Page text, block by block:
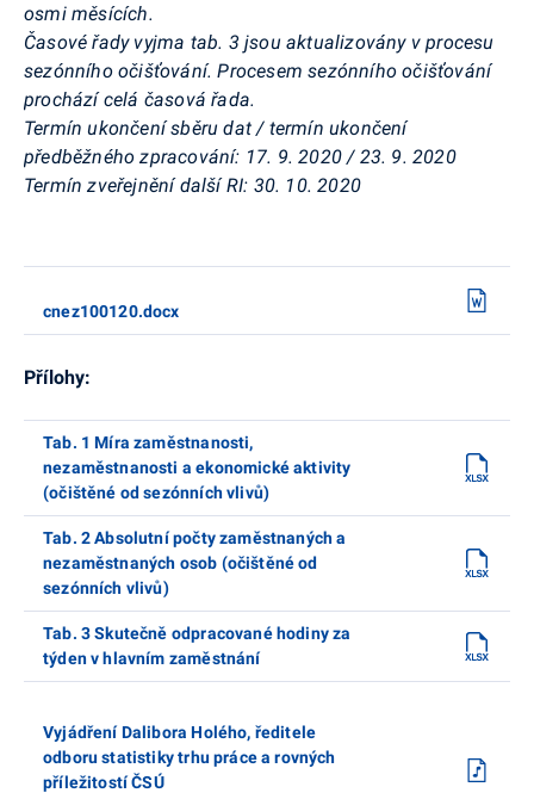
osmi měsících.
Časové řady vyjma tab. 3 jsou aktualizovány v procesu
sezónního očišťování. Procesem sezónního očišťování
prochází celá časová řada.
Termín ukončení sběru dat / termín ukončení
předběžného zpracování: 17. 9. 2020 / 23. 9. 2020
Termín zveřejnění další RI: 30. 10. 2020
cnez100120.docx
Přílohy:
Tab. 1 Míra zaměstnanosti,
nezaměstnanosti a ekonomické aktivity
(očištěné od sezónních vlivů)
Tab. 2 Absolutní počty zaměstnaných a
nezaměstnaných osob (očištěné od
sezónních vlivů)
Tab. 3 Skutečně odpracované hodiny za
týden v hlavním zaměstnání
Vyjádření Dalibora Holého, ředitele
odboru statistiky trhu práce a rovných
příležitostí ČSÚ